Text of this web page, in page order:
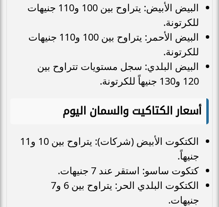
البيض الأبيض: يتراوح بين 100 و110 جنيهات
للكرتونة.
البيض الأحمر: يتراوح بين 100 و110 جنيهات
للكرتونة.
البيض البلدي: سجل مستويات تتراوح بين
120 و130 جنيهاً للكرتونة.
أسعار الكتاكيت والسمان اليوم
الكتكوت الأبيض (شركات): يتراوح بين 10 و11
جنيهاً.
كتكوت ساسو: استقر عند 7 جنيهات.
الكتكوت البلدي الحر: يتراوح بين 6 و7
جنيهات.